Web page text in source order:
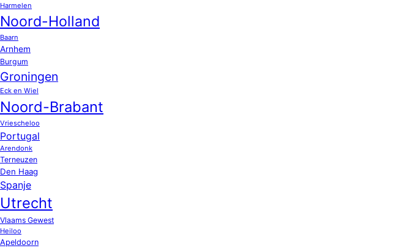
Harmelen
Noord-Holland
Baarn
Arnhem
Burgum
Groningen
Eck en Wiel
Noord-Brabant
Vriescheloo
Portugal
Arendonk
Terneuzen
Den Haag
Spanje
Utrecht
Vlaams Gewest
Heiloo
Apeldoorn